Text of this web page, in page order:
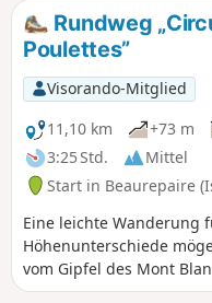
Rundweg
Poulettes”
Visorando-Mitglied
11,10 km
+73 m
3:25 Std.
Mittel
Start in Beaurepaire
Eine leichte Wanderung
Höhenunterschiede
vom Gipfel des Mont
Chartreuse, die Alpen